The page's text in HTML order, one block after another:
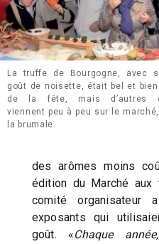
La truffe de Bourgogne, avec
goût de noisette, était bel et
de la fête, mais d’autres
viennent peu à peu sur le
la brumale.
des arômes moins
édition du Marché
comité
exposants qui
goût. «Chaque